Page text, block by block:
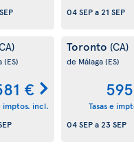
04 SEPa21 SEP
(ES)
€
imptos. incl.
Toronto (CA)
de Málaga(ES)
Tasas e
04 SEPa23 SEP